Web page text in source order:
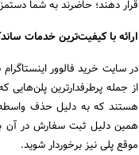
قرار دهند؛ حاضرند به شما
ارائه با کیفیت‌ترین خدمات
در سایت خرید فالوور
از جمله پرطرفدارترین
هستند که به دلیل حذف
همین دلیل ثبت سفارش در آن
موقع پلی نیز برخوردار شوید.